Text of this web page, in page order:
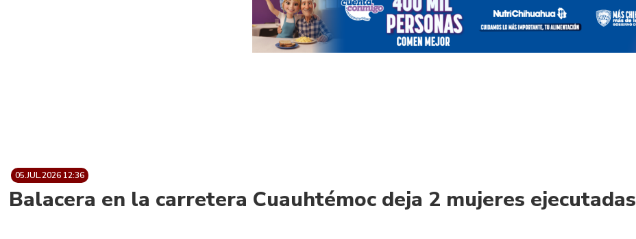
05.JUL.2026 12:36
Balacera en la carretera Cuauhtémoc deja 2 mujeres ejecutadas